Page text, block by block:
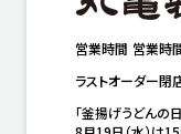
営業時間 営業時
ラストオーダー閉
「釜揚げうどんの